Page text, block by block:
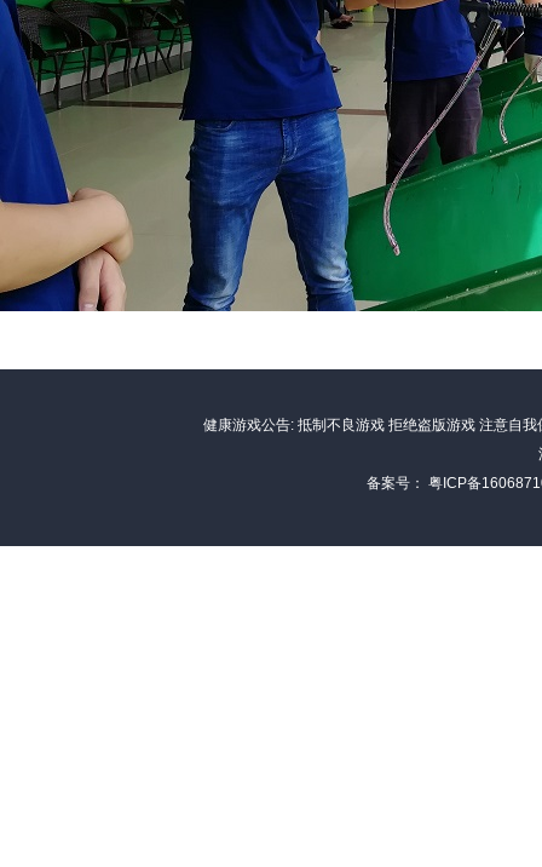
健康游戏公告: 抵制不良游戏 拒绝盗版游戏 注意自
备案号： 粤ICP备